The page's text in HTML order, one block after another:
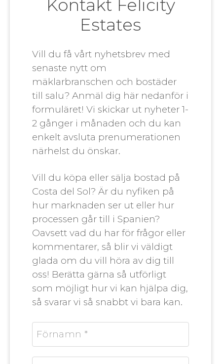
Kontakt Felicity
Estates
Vill du få vårt nyhetsbrev med
senaste nytt om
mäklarbranschen och bostäder
till salu? Anmäl dig här nedanför i
formuläret! Vi skickar ut nyheter 1-
2 gånger i månaden och du kan
enkelt avsluta prenumerationen
närhelst du önskar.
Vill du köpa eller sälja bostad på
Costa del Sol? Är du nyfiken på
hur marknaden ser ut eller hur
processen går till i Spanien?
Oavsett vad du har för frågor eller
kommentarer, så blir vi väldigt
glada om du vill höra av dig till
oss! Berätta gärna så utförligt
som möjligt hur vi kan hjälpa dig,
så svarar vi så snabbt vi bara kan.